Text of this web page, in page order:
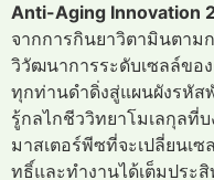
Anti-Aging Innovation
จากการกินยาวิตามินตาม
วิวัฒนาการระดับเซลล์ขอ
ทุกท่านดำดิ่งสู่แผนผังรหัส
รู้กลไกชีววิทยาโมเลกุลที่
มาสเตอร์พีซที่จะเปลี่ยนเ
ทธิ์และทำงานได้เต็มประ